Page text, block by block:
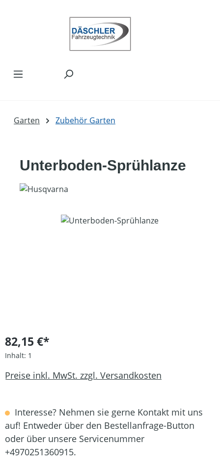
Garten Zubehör Garten
Unterboden-Sprühlanze
Bildergalerie überspringen
82,15 €*
Inhalt: 1
Preise inkl. MwSt. zzgl. Versandkosten
Interesse? Nehmen sie gerne Kontakt mit uns
auf! Entweder über den Bestellanfrage-Button
oder über unsere Servicenummer
+4970251360915.